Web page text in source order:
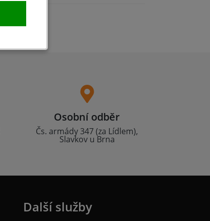
Osobní odběr
Čs. armády 347 (za Lídlem),
Slavkov u Brna
Další služby